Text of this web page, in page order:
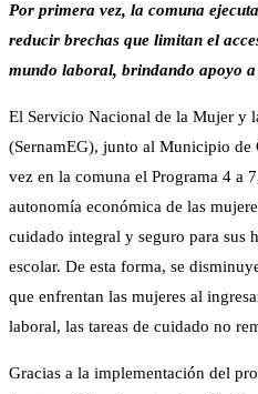
Por primera vez, la comuna
reducir brechas que limitan el
mundo laboral, brindando apoyo a
El Servicio Nacional de la Mujer y
(SernamEG), junto al Municipio de
vez en la comuna el Programa 4 a
autonomía económica de las
cuidado integral y seguro para sus
escolar. De esta forma, se
que enfrentan las mujeres al
laboral, las tareas de cuidado no
Gracias a la implementación del